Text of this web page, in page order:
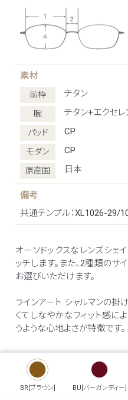
素材
前枠 チタン
腕 チタン+エクセレ
パッド CP
モダン CP
原産国 日本
備考
共通テンプル：XL1026-29/
オーソドックスなレンズシェ
ッチします。また、2種類のサ
お選びいただけます。
ラインアート シャルマンの掛
くてしなやかなフィット感に
うような心地よさが特徴です。
BR[ブラウン] BU[バーガンディー]